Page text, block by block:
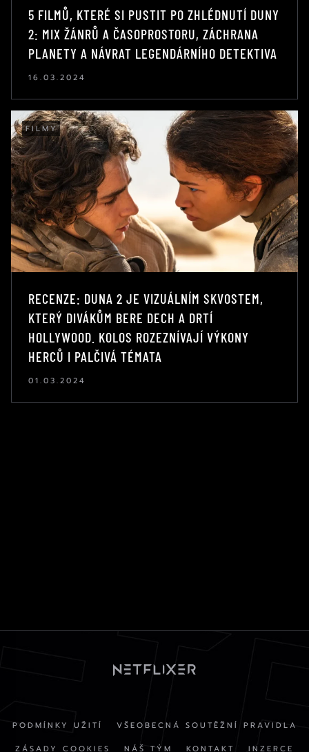
5 FILMŮ, KTERÉ SI PUSTIT PO ZHLÉDNUTÍ DUNY
2: MIX ŽÁNRŮ A ČASOPROSTORU, ZÁCHRANA
PLANETY A NÁVRAT LEGENDÁRNÍHO DETEKTIVA
16.03.2024
FILMY
RECENZE: DUNA 2 JE VIZUÁLNÍM SKVOSTEM,
KTERÝ DIVÁKŮM BERE DECH A DRTÍ
HOLLYWOOD. KOLOS ROZEZNÍVAJÍ VÝKONY
HERCŮ I PALČIVÁ TÉMATA
01.03.2024
PODMÍNKY UŽITÍ
VŠEOBECNÁ SOUTĚŽNÍ PRAVIDLA
ZÁSADY COOKIES
NÁŠ TÝM KONTAKT INZERCE